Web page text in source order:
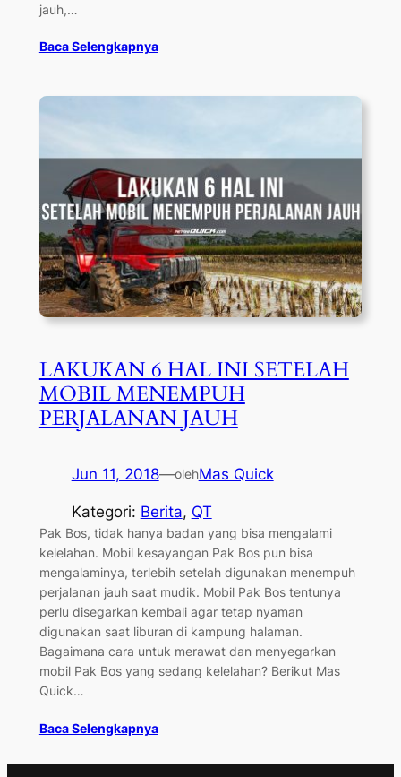
jauh,…
Baca Selengkapnya
LAKUKAN 6 HAL INI SETELAH
MOBIL MENEMPUH
PERJALANAN JAUH
Jun 11, 2018—olehMas Quick
Kategori: Berita, QT
Pak Bos, tidak hanya badan yang bisa mengalami
kelelahan. Mobil kesayangan Pak Bos pun bisa
mengalaminya, terlebih setelah digunakan menempuh
perjalanan jauh saat mudik. Mobil Pak Bos tentunya
perlu disegarkan kembali agar tetap nyaman
digunakan saat liburan di kampung halaman.
Bagaimana cara untuk merawat dan menyegarkan
mobil Pak Bos yang sedang kelelahan? Berikut Mas
Quick…
Baca Selengkapnya